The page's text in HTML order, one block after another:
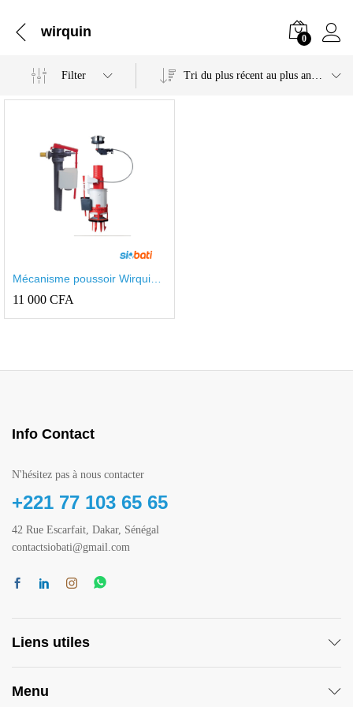
wirquin 0
Filter Tri du plus récent au plus ancien
Mécanisme poussoir Wirquin
double avec câble pour wc
11 000 CFA
Info Contact
N'hésitez pas à nous contacter
+221 77 103 65 65
42 Rue Escarfait, Dakar, Sénégal
contactsiobati@gmail.com
Liens utiles
Menu